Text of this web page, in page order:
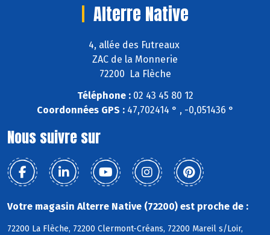
Alterre Native
4, allée des Futreaux
ZAC de la Monnerie
72200 La Flèche
Téléphone :02 43 45 80 12
Coordonnées GPS :47,702414 ° , -0,051436 °
Nous suivre sur
Votre magasin Alterre Native (72200) est proche de :
72200 La Flèche, 72200 Clermont-Créans, 72200 Mareil s/Loir,